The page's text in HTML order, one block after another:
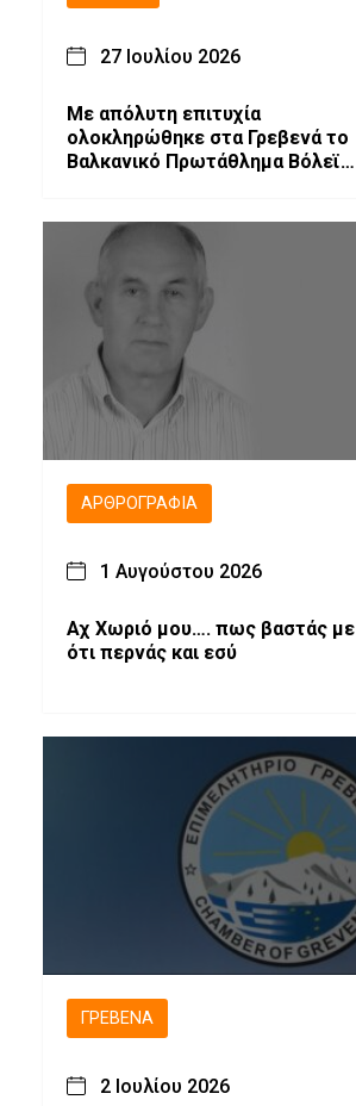
27 Ιουλίου 2026
Με απόλυτη επιτυχία
ολοκληρώθηκε στα Γρεβενά το
Βαλκανικό Πρωτάθλημα Βόλεϊ
ΑΡΘΡΟΓΡΑΦΊΑ
1 Αυγούστου 2026
Αχ Χωριό μου…. πως βαστάς με
ότι περνάς και εσύ
ΓΡΕΒΕΝΆ
2 Ιουλίου 2026